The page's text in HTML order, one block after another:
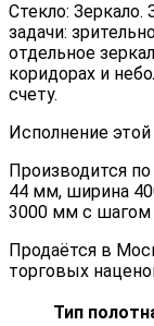
Стекло: Зеркало.
задачи:
отдельное
коридорах и
счету.
Исполнение
Производится
44 мм, ширина
3000 мм с
Продаётся в
торговых
Тип